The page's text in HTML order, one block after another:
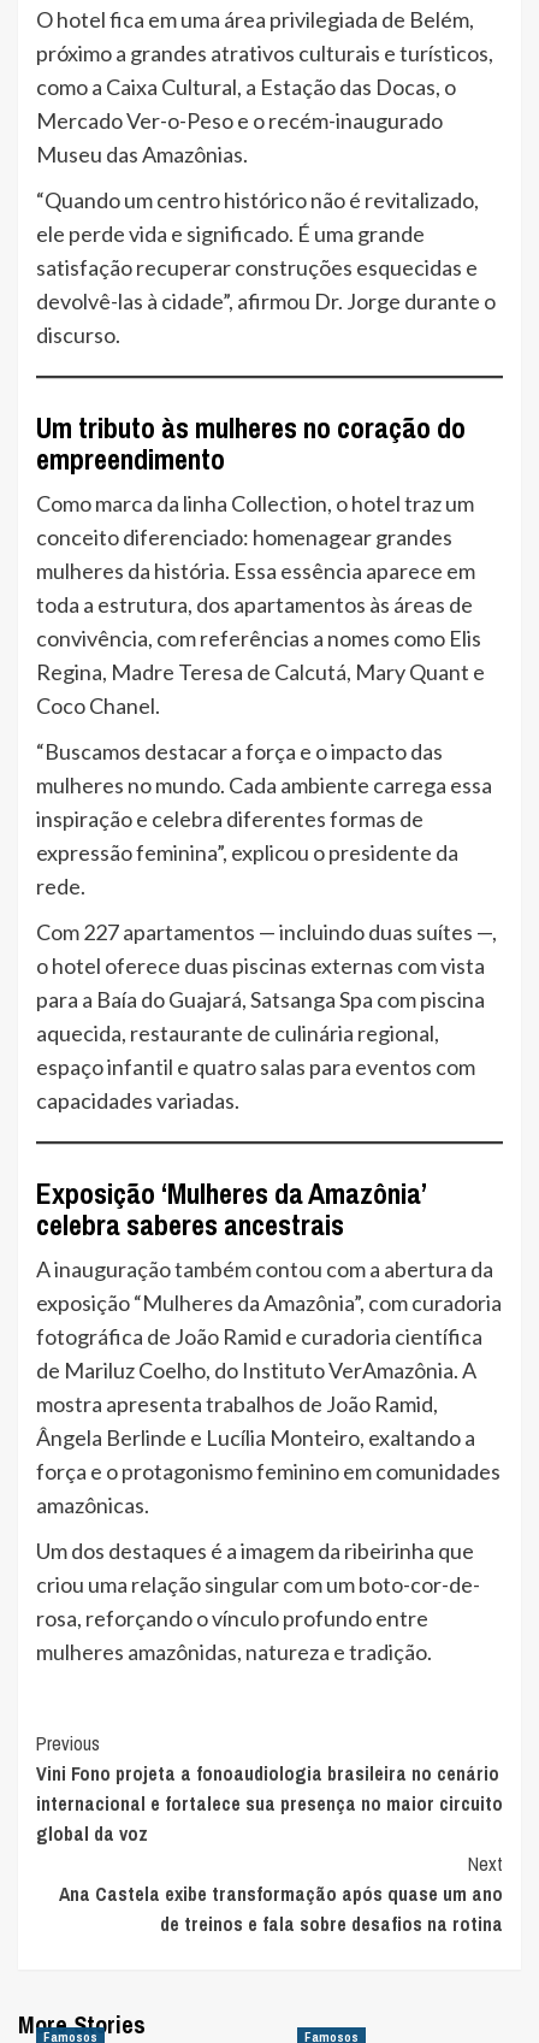
O hotel fica em uma área privilegiada de Belém,
próximo a grandes atrativos culturais e turísticos,
como a Caixa Cultural, a Estação das Docas, o
Mercado Ver-o-Peso e o recém-inaugurado
Museu das Amazônias.
“Quando um centro histórico não é revitalizado,
ele perde vida e significado. É uma grande
satisfação recuperar construções esquecidas e
devolvê-las à cidade”, afirmou Dr. Jorge durante o
discurso.
Um tributo às mulheres no coração do
empreendimento
Como marca da linha Collection, o hotel traz um
conceito diferenciado: homenagear grandes
mulheres da história. Essa essência aparece em
toda a estrutura, dos apartamentos às áreas de
convivência, com referências a nomes como Elis
Regina, Madre Teresa de Calcutá, Mary Quant e
Coco Chanel.
“Buscamos destacar a força e o impacto das
mulheres no mundo. Cada ambiente carrega essa
inspiração e celebra diferentes formas de
expressão feminina”, explicou o presidente da
rede.
Com 227 apartamentos — incluindo duas suítes —,
o hotel oferece duas piscinas externas com vista
para a Baía do Guajará, Satsanga Spa com piscina
aquecida, restaurante de culinária regional,
espaço infantil e quatro salas para eventos com
capacidades variadas.
Exposição ‘Mulheres da Amazônia’
celebra saberes ancestrais
A inauguração também contou com a abertura da
exposição “Mulheres da Amazônia”, com curadoria
fotográfica de João Ramid e curadoria científica
de Mariluz Coelho, do Instituto VerAmazônia. A
mostra apresenta trabalhos de João Ramid,
Ângela Berlinde e Lucília Monteiro, exaltando a
força e o protagonismo feminino em comunidades
amazônicas.
Um dos destaques é a imagem da ribeirinha que
criou uma relação singular com um boto-cor-de-
rosa, reforçando o vínculo profundo entre
mulheres amazônidas, natureza e tradição.
Post
Navigation
Previous
Vini Fono projeta a fonoaudiologia brasileira no cenário
internacional e fortalece sua presença no maior circuito
global da voz
Next
Ana Castela exibe transformação após quase um ano
de treinos e fala sobre desafios na rotina
More Stories
Famosos Famosos